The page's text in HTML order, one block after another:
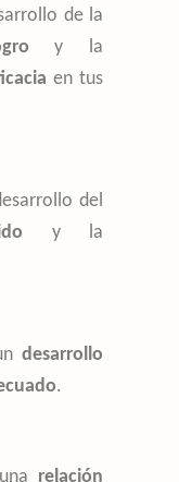
de la
y la
en tus
del
y la
desarrollo
.
relación